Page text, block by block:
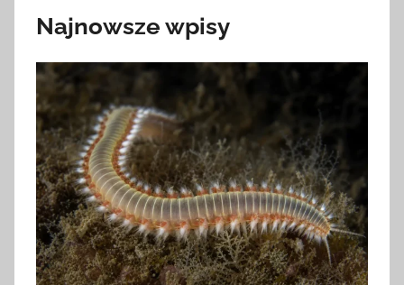
Najnowsze wpisy